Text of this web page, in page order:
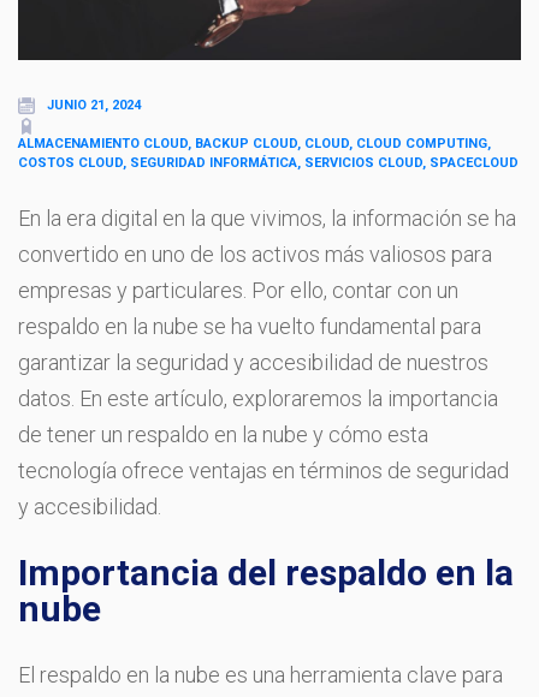
JUNIO 21, 2024
ALMACENAMIENTO CLOUD, BACKUP CLOUD, CLOUD, CLOUD COMPUTING,
COSTOS CLOUD, SEGURIDAD INFORMÁTICA, SERVICIOS CLOUD, SPACECLOUD
En la era digital en la que vivimos, la información se ha
convertido en uno de los activos más valiosos para
empresas y particulares. Por ello, contar con un
respaldo en la nube se ha vuelto fundamental para
garantizar la seguridad y accesibilidad de nuestros
datos. En este artículo, exploraremos la importancia
de tener un respaldo en la nube y cómo esta
tecnología ofrece ventajas en términos de seguridad
y accesibilidad.
Importancia del respaldo en la
nube
El respaldo en la nube es una herramienta clave para